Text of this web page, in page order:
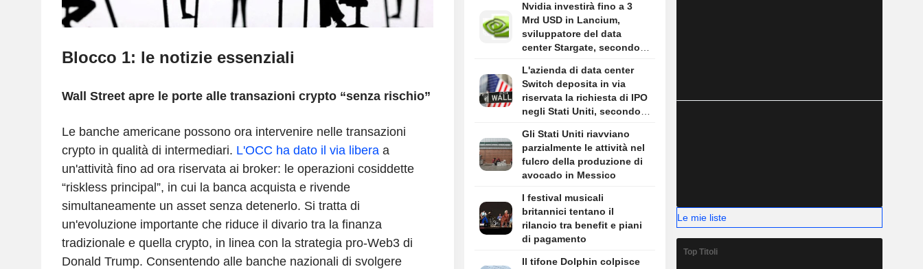
Blocco 1: le notizie essenziali
Wall Street apre le porte alle transazioni crypto “senza rischio”
Le banche americane possono ora intervenire nelle transazioni
crypto in qualità di intermediari. L'OCC ha dato il via liberaa
un'attività fino ad ora riservata ai broker: le operazioni cosiddette
“riskless principal”, in cui la banca acquista e rivende
simultaneamente un asset senza detenerlo. Si tratta di
un'evoluzione importante che riduce il divario tra la finanza
tradizionale e quella crypto, in linea con la strategia pro-Web3 di
Donald Trump. Consentendo alle banche nazionali di svolgere
Nvidia investirà fino a 3
Mrd USD in Lancium,
sviluppatore del data
center Stargate, secondo
Information
L'azienda di data center
Switch deposita in via
riservata la richiesta di IPO
negli Stati Uniti, secondo
Gli Stati Uniti riavviano
parzialmente le attività nel
fulcro della produzione di
avocado in Messico
I festival musicali
britannici tentano il
rilancio tra benefit e piani
di pagamento
Il tifone Dolphin colpisce
Le mie liste
Top Titoli